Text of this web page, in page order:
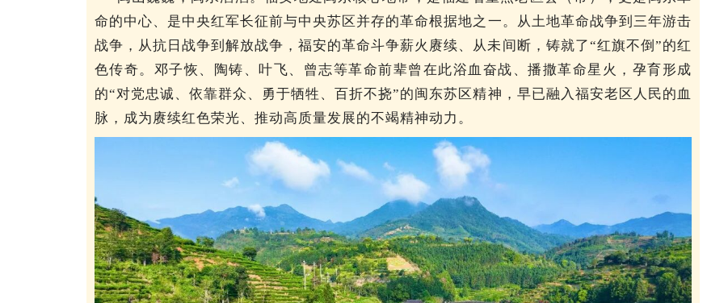
命的中心、是中央红军长征前与中央苏区并存的革命根据地之一。从土地革命战争到三年游击
战争，从抗日战争到解放战争，福安的革命斗争薪火赓续、从未间断，铸就了“红旗不倒”的红
色传奇。邓子恢、陶铸、叶飞、曾志等革命前辈曾在此浴血奋战、播撒革命星火，孕育形成
的“对党忠诚、依靠群众、勇于牺牲、百折不挠”的闽东苏区精神，早已融入福安老区人民的血
脉，成为赓续红色荣光、推动高质量发展的不竭精神动力。